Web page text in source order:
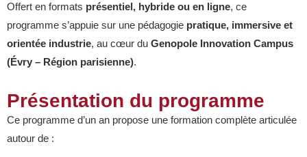
Offert en formats présentiel, hybride ou en ligne, ce
programme s’appuie sur une pédagogie pratique, immersive et
orientée industrie, au cœur du Genopole Innovation Campus
(Évry – Région parisienne).
Présentation du programme
Ce programme d’un an propose une formation complète articulée
autour de :